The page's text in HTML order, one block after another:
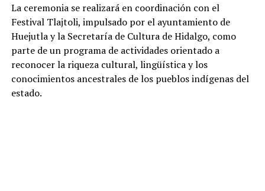
La ceremonia se realizará en coordinación con el
Festival Tlajtoli, impulsado por el ayuntamiento de
Huejutla y la Secretaría de Cultura de Hidalgo, como
parte de un programa de actividades orientado a
reconocer la riqueza cultural, lingüística y los
conocimientos ancestrales de los pueblos indígenas del
estado.